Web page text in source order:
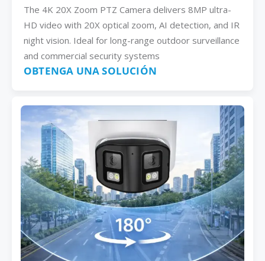
The 4K 20X Zoom PTZ Camera delivers 8MP ultra-
HD video with 20X optical zoom, AI detection, and IR
night vision. Ideal for long-range outdoor surveillance
and commercial security systems
OBTENGA UNA SOLUCIÓN